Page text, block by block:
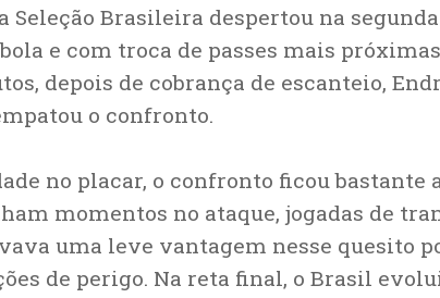
Seleção Brasileira despertou na
e com troca de passes mais
depois de cobrança de escanteio,
o confronto.
no placar, o confronto ficou bastante
momentos no ataque, jogadas de
uma leve vantagem nesse quesito
de perigo. Na reta final, o Brasil